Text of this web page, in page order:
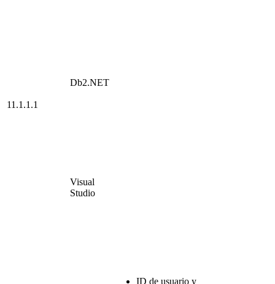
11.1.1.1
Db2.NET
Visual
Studio
ID de usuario y